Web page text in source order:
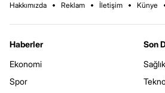
Hakkımızda Reklam İletişim Künye
Haberler
Ekonomi
Spor
Son
Sağlık